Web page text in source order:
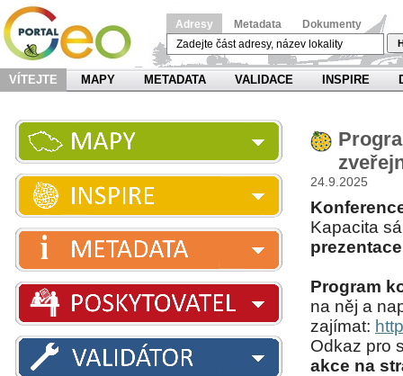
Adresy Metadata Dokumenty
VÍTEJTE MAPY METADATA VALIDACE INSPIRE
24.9.2025
Kapacita
Program
na něj a
zajímat:
Odkaz pro
akce na